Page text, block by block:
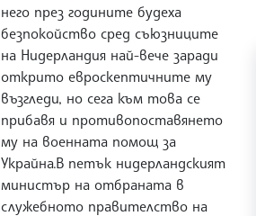
него през годините будеха
безпокойство сред съюзниците
на Нидерландия най-вече заради
открито евроскептичните му
възгледи, но сега към това се
прибавя и противопоставянето
му на военната помощ за
Украйна.В петък нидерландският
министър на отбраната в
служебното правителство на